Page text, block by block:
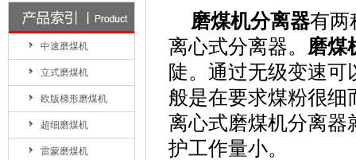
中速磨煤机
立式磨煤机
欧版梯形磨煤机
超细磨煤机
雷蒙磨煤机
磨煤机分离器有两
离心式分离器。 磨煤
陡。通过无级变速
般是在要求煤粉很细
离心式磨煤机分离器
护工作量小。